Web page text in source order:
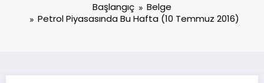
Başlangıç
Belge
Petrol Piyasasında Bu Hafta (10 Temmuz 2016)